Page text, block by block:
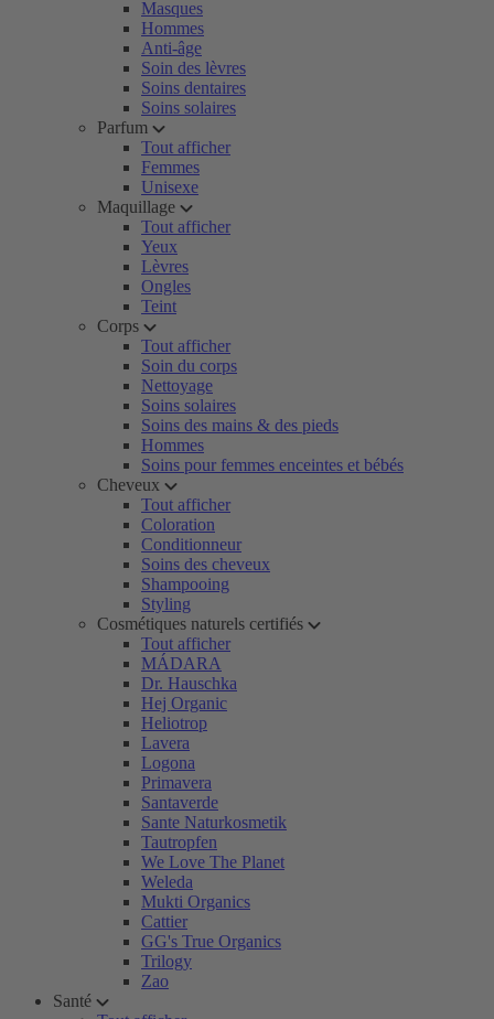
Masques
Hommes
Anti-âge
Soin des lèvres
Soins dentaires
Soins solaires
Parfum
Tout afficher
Femmes
Unisexe
Maquillage
Tout afficher
Yeux
Lèvres
Ongles
Teint
Corps
Tout afficher
Soin du corps
Nettoyage
Soins solaires
Soins des mains & des pieds
Hommes
Soins pour femmes enceintes et bébés
Cheveux
Tout afficher
Coloration
Conditionneur
Soins des cheveux
Shampooing
Styling
Cosmétiques naturels certifiés
Tout afficher
MÁDARA
Dr. Hauschka
Hej Organic
Heliotrop
Lavera
Logona
Primavera
Santaverde
Sante Naturkosmetik
Tautropfen
We Love The Planet
Weleda
Mukti Organics
Cattier
GG's True Organics
Trilogy
Zao
Santé